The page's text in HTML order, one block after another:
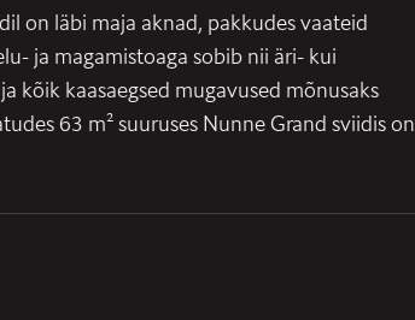
on läbi maja aknad, pakkudes vaateid
ja magamistoaga sobib nii äri- kui
kõik kaasaegsed mugavused mõnusaks
63 m² suuruses Nunne Grand sviidis on